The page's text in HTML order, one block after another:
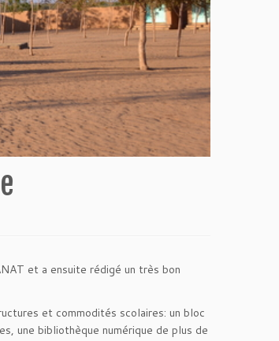
et a ensuite rédigé un très bon
et commodités scolaires: un bloc
une bibliothèque numérique de plus de